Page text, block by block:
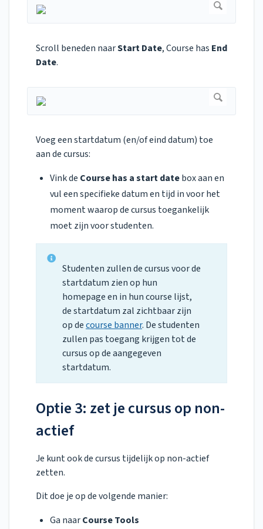
Scroll beneden naarStart Date, Course has End
Date.
Voeg een startdatum (en/of eind datum) toe
aan de cursus:
Vink de Course has a start datebox aan en
vul een specifieke datum en tijd in voor het
moment waarop de cursus toegankelijk
moet zijn voor studenten.
Studenten zullen de cursus voor de
startdatum zien op hun
homepage en in hun course lijst,
de startdatum zal zichtbaar zijn
op decourse banner. De studenten
zullen pas toegang krijgen tot de
cursus op de aangegeven
startdatum.
Optie 3: zet je cursus op non-
actief
Je kunt ook de cursus tijdelijk op non-actief
zetten.
Dit doe je op de volgende manier:
Ga naarCourse Tools